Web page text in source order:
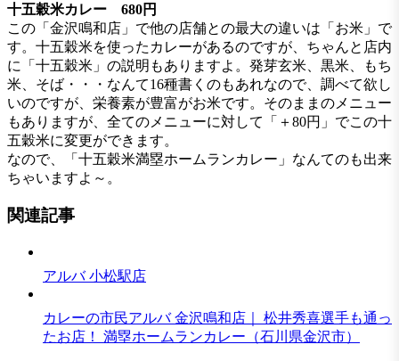
十五穀米カレー 680円
この「金沢鳴和店」で他の店舗との最大の違いは「お米」で
す。十五穀米を使ったカレーがあるのですが、ちゃんと店内
に「十五穀米」の説明もありますよ。発芽玄米、黒米、もち
米、そば・・・なんて16種書くのもあれなので、調べて欲し
いのですが、栄養素が豊富がお米です。そのままのメニュー
もありますが、全てのメニューに対して「＋80円」でこの十
五穀米に変更ができます。
なので、「十五穀米満塁ホームランカレー」なんてのも出来
ちゃいますよ～。
関連記事
アルバ 小松駅店
カレーの市民アルバ 金沢鳴和店｜ 松井秀喜選手も通っ
たお店！ 満塁ホームランカレー（石川県金沢市）